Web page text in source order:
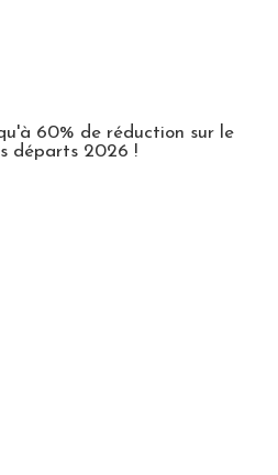
60% de réduction sur le
départs 2026 !